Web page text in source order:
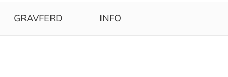
GRAVFERD INFO